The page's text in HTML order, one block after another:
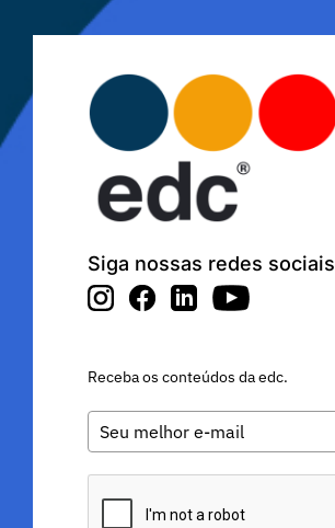
Siga nossas redes sociais
Receba os conteúdos da edc.